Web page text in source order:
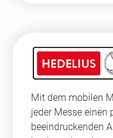
Mit dem mobilen
jeder Messe einen
beeindruckenden